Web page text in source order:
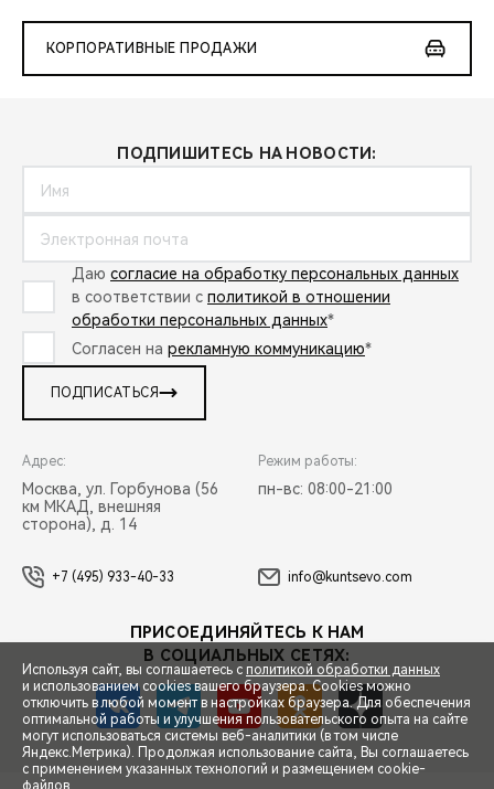
СПЕЦПРЕДЛОЖЕНИЯ
КОРПОРАТИВНЫЕ ПРОДАЖИ
ПОДПИШИТЕСЬ НА НОВОСТИ:
Даю согласие на обработку персональных данных
в соответствии с политикой в отношении
обработки персональных данных*
Согласен на рекламную коммуникацию*
ПОДПИСАТЬСЯ
Адрес:
Москва, ул. Горбунова (56
км МКАД, внешняя
сторона), д. 14
Режим работы:
пн-вс: 08:00-21:00
+7 (495) 933-40-33 info@kuntsevo.com
ПРИСОЕДИНЯЙТЕСЬ К НАМ
В СОЦИАЛЬНЫХ СЕТЯХ:
Используя сайт, вы соглашаетесь с политикой обработки данных
и использованием cookies вашего браузера. Cookies можно
отключить в любой момент в настройках браузера. Для обеспечения
оптимальной работы и улучшения пользовательского опыта на сайте
могут использоваться системы веб-аналитики (в том числе
Яндекс.Метрика). Продолжая использование сайта, Вы соглашаетесь
с применением указанных технологий и размещением cookie-
файлов.